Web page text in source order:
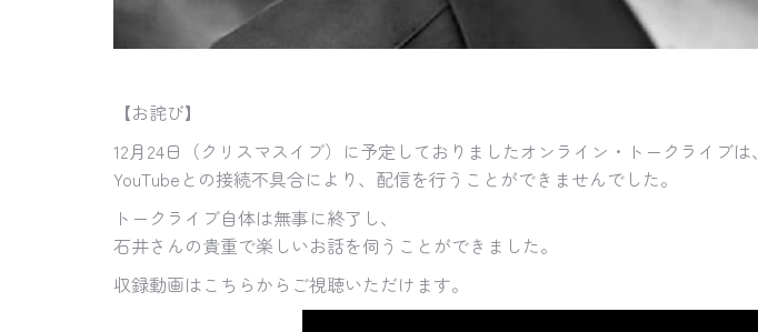
【お詫び】
12月24日（クリスマスイブ）に予定しておりましたオンライン・トークライブは、
YouTubeとの接続不具合により、配信を行うことができませんでした。
トークライブ自体は無事に終了し、
石井さんの貴重で楽しいお話を伺うことができました。
収録動画はこちらからご視聴いただけます。